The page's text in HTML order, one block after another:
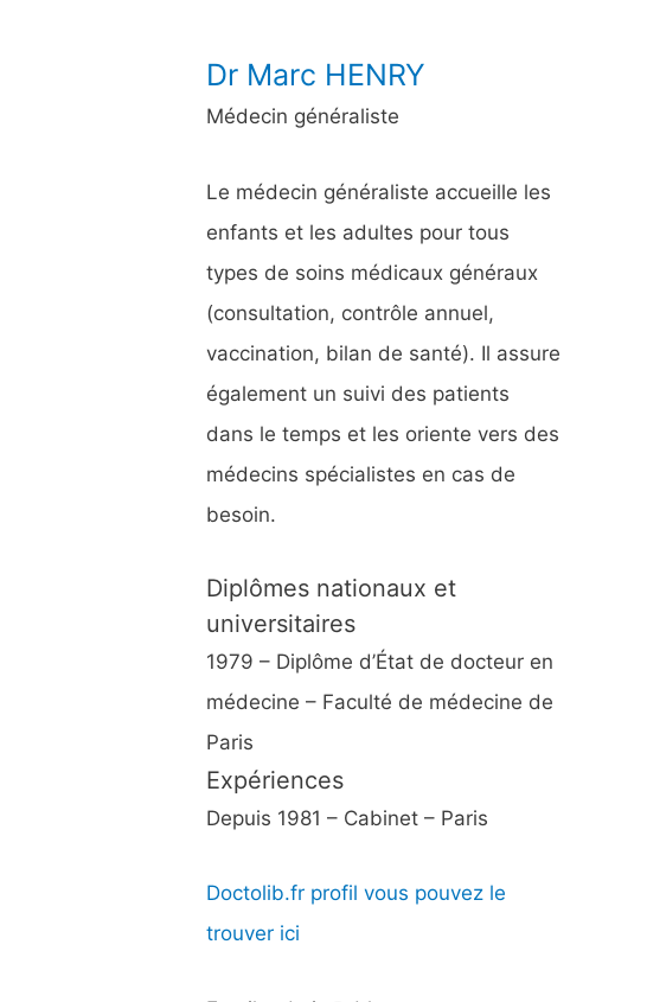
Dr Marc HENRY
Médecin généraliste
Le médecin généraliste accueille les
enfants et les adultes pour tous
types de soins médicaux généraux
(consultation, contrôle annuel,
vaccination, bilan de santé). Il assure
également un suivi des patients
dans le temps et les oriente vers des
médecins spécialistes en cas de
besoin.
Diplômes nationaux et
universitaires
1979 – Diplôme d’État de docteur en
médecine – Faculté de médecine de
Paris
Expériences
Depuis 1981 – Cabinet – Paris
Doctolib.fr profil vous pouvez le
trouver ici